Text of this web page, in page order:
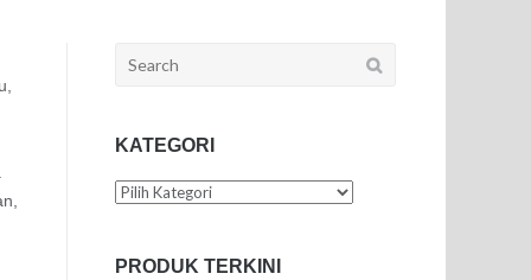
Search
KATEGORI
Kategori
PRODUK TERKINI